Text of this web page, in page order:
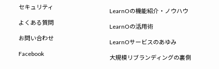
セキュリティ
よくある質問
お問い合わせ
Facebook
LearnOの機能紹介・ノウハウ
LearnOの活用術
LearnOサービスのあゆみ
大規模リブランディングの裏側